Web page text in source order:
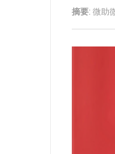
摘要: 微助